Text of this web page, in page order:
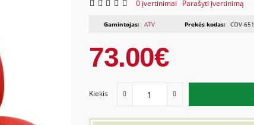
0 įvertinimai Parašyti įvertinimą
Gamintojas: ATV Prekės kodas: COV-
73.00€
Kiekis